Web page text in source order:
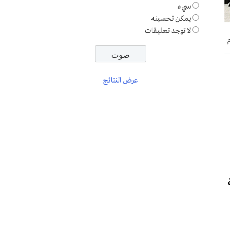
سيء
يمكن تحسينه
لا توجد تعليقات
عرض النتائج